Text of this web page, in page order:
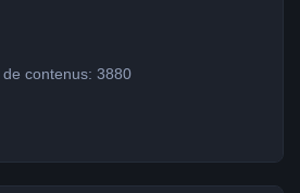
contenus: 3880